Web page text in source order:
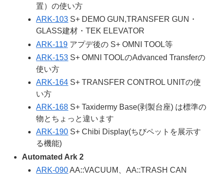
置）の使い方
ARK-103 S+ DEMO GUN,TRANSFER GUN・
GLASS建材・TEK ELEVATOR
ARK-119 アプデ後の S+ OMNI TOOL等
ARK-153 S+ OMNI TOOLのAdvanced Transferの
使い方
ARK-164 S+ TRANSFER CONTROL UNITの使
い方
ARK-168 S+ Taxidermy Base(剥製台座) は標準の
物とちょっと違います
ARK-190 S+ Chibi Display(ちびペットを展示す
る機能)
Automated Ark 2
ARK-090AA::VACUUM、AA::TRASH CAN